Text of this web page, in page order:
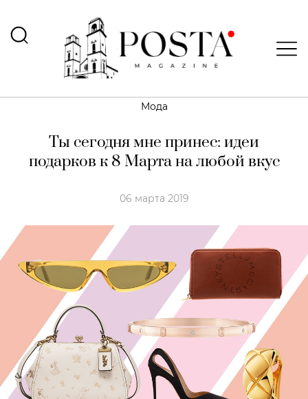
Мода
Ты сегодня мне принес: идеи
подарков к 8 Марта на любой вкус
06 марта 2019